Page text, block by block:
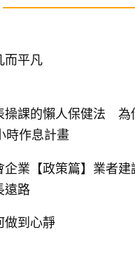
而平凡
操課的懶人保健法 為
時作息計畫
企業【政策篇】業者建
遠路
做到心靜